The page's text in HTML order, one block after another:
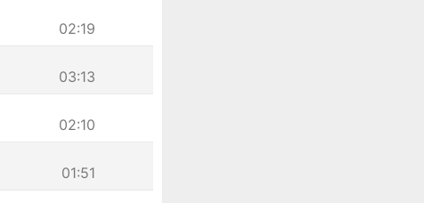
02:19
03:13
02:10
01:51